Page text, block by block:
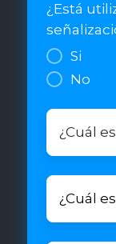
*
¿Está
Si
No
¿Cuál
es
su
objetivo
con
la
¿Cuál
es
su